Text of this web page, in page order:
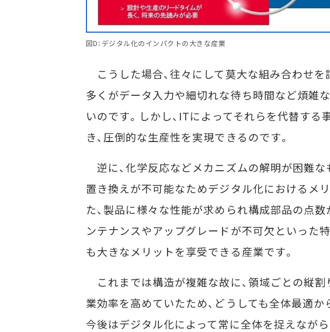
図D：デジタル化のインパクトの大きな産業
こうした場合、往々にして莫大な組み合わせを
多くがデータ入力や細切れな待ち時間など煩雑
いのです。しかし、ITによってそれらを代替する
き、圧倒的な生産性を実現できるのです。
逆に、化学反応などメカニズムの解明が困難な
置き換えが不可能なためデジタル化におけるメ
た、製品に様々な性能が求められ構成部品の点
ンテナンスやアップグレードが不可欠といった
も大きなメリットを享受できる産業です。
これまでは構造が複雑な故に、領域ごとの縦
業効率を高めていたため、どうしても全体最適か
今後はデジタル化によって常に全体を捉えなが